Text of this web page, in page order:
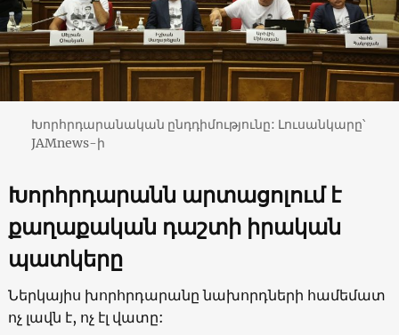
Խորհրդարանական ընդդիմությունը: Լուսանկարը՝
JAMnews-ի
Խորհրդարանն արտացոլում է
քաղաքական դաշտի իրական
պատկերը
Ներկայիս խորհրդարանը նախորդների համեմատ
ոչ լավն է, ոչ էլ վատը: